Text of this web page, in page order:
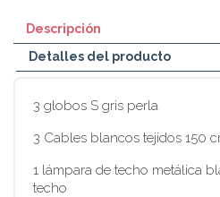
Descripción
Detalles del producto
3 globos S gris perla
3 Cables blancos tejidos 150
1 lámpara de techo metálica
techo